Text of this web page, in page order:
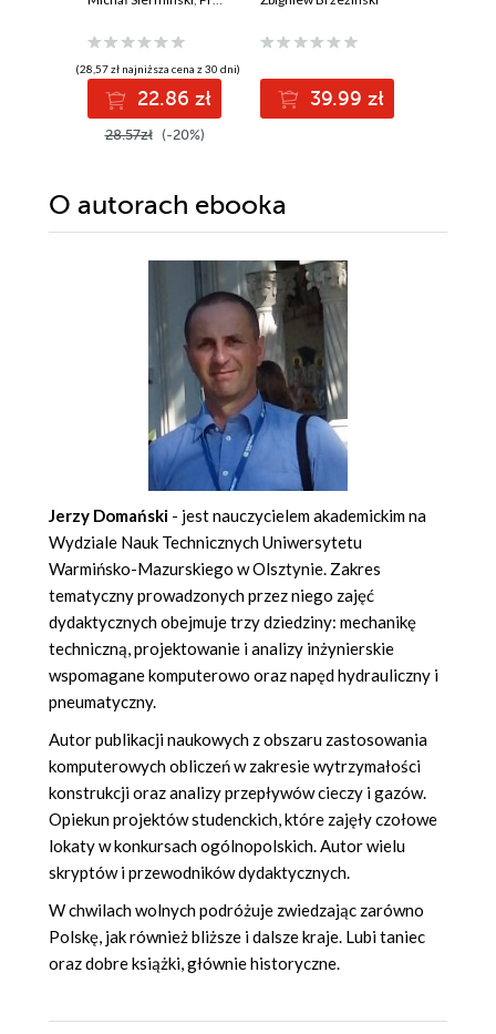
(28,57 zł najniższa cena z 30 dni)
22.86 zł
28.57zł (-20%)
39.99 zł
O autorach ebooka
Jerzy Domański - jest nauczycielem akademickim na
Wydziale Nauk Technicznych Uniwersytetu
Warmińsko-Mazurskiego w Olsztynie. Zakres
tematyczny prowadzonych przez niego zajęć
dydaktycznych obejmuje trzy dziedziny: mechanikę
techniczną, projektowanie i analizy inżynierskie
wspomagane komputerowo oraz napęd hydrauliczny i
pneumatyczny.
Autor publikacji naukowych z obszaru zastosowania
komputerowych obliczeń w zakresie wytrzymałości
konstrukcji oraz analizy przepływów cieczy i gazów.
Opiekun projektów studenckich, które zajęły czołowe
lokaty w konkursach ogólnopolskich. Autor wielu
skryptów i przewodników dydaktycznych.
W chwilach wolnych podróżuje zwiedzając zarówno
Polskę, jak również bliższe i dalsze kraje. Lubi taniec
oraz dobre książki, głównie historyczne.